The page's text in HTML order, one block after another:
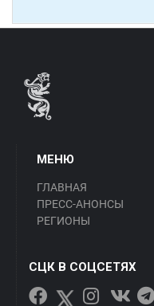
МЕНЮ
ГЛАВНАЯ
ПРЕСС-АНОНСЫ
РЕГИОНЫ
СЦК В СОЦСЕТЯХ